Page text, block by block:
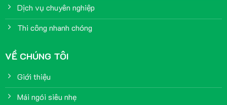
Dịch vụ chuyên nghiệp
Thi công nhanh chóng
VỀ CHÚNG TÔI
Giới thiệu
Mái ngói siêu nhẹ